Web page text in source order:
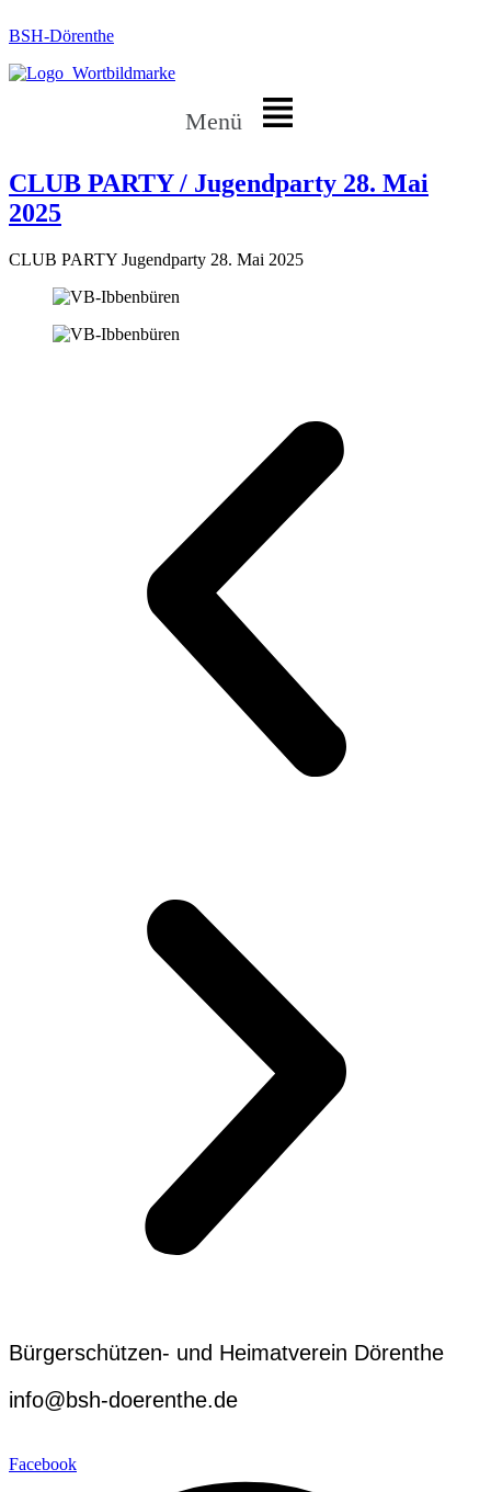
BSH-Dörenthe
Menü
CLUB PARTY / Jugendparty 28. Mai
2025
CLUB PARTY Jugendparty 28. Mai 2025
Bürgerschützen- und Heimatverein Dörenthe
info@bsh-doerenthe.de
Facebook